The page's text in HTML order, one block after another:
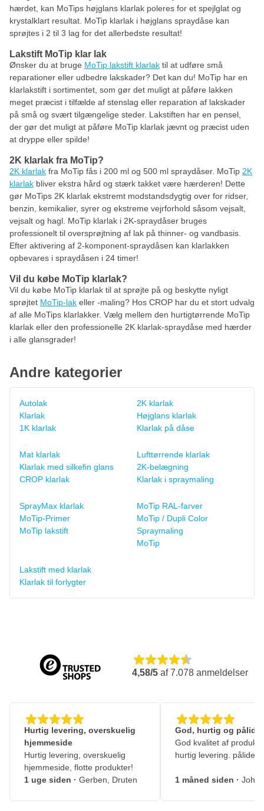
hærdet, kan MoTips højglans klarlak poleres for et spejlglat og
krystalklart resultat. MoTip klarlak i højglans spraydåse kan
sprøjtes i 2 til 3 lag for det allerbedste resultat!
Lakstift MoTip klar lak
Ønsker du at bruge MoTip lakstift klarlak til at udføre små
reparationer eller udbedre lakskader? Det kan du! MoTip har en
klarlakstift i sortimentet, som gør det muligt at påføre lakken
meget præcist i tilfælde af stenslag eller reparation af lakskader
på små og svært tilgængelige steder. Lakstiften har en pensel,
der gør det muligt at påføre MoTip klarlak jævnt og præcist uden
at dryppe eller spilde!
2K klarlak fra MoTip?
2K klarlak fra MoTip fås i 200 ml og 500 ml spraydåser. MoTip 2K
klarlak bliver ekstra hård og stærk takket være hærderen! Dette
gør MoTips 2K klarlak ekstremt modstandsdygtig over for ridser,
benzin, kemikalier, syrer og ekstreme vejrforhold såsom vejsalt,
vejsalt og hagl. MoTip klarlak i 2K-spraydåser bruges
professionelt til oversprøjtning af lak på thinner- og vandbasis.
Efter aktivering af 2-komponent-spraydåsen kan klarlakken
opbevares i spraydåsen i 24 timer!
Vil du købe MoTip klarlak?
Vil du købe MoTip klarlak til at sprøjte på og beskytte nyligt
sprøjtet MoTip-lak eller -maling? Hos CROP har du et stort udvalg
af alle MoTips klarlakker. Vælg mellem den hurtigtørrende MoTip
klarlak eller den professionelle 2K klarlak-spraydåse med hærder
i alle glansgrader!
Andre kategorier
Autolak
Klarlak
1K klarlak
2K klarlak
Højglans klarlak
Klarlak på dåse
Mat klarlak
Klarlak med silkefin glans
CROP klarlak
Lufttørrende klarlak
2K-belægning
Klarlak i spraymaling
SprayMax klarlak
MoTip-Primer
MoTip lakstift
MoTip RAL-farver
MoTip / Dupli Color
Spraymaling
MoTip
Lakstift med klarlak
Klarlak til forlygter
4,58/5 af7.078 anmeldelser
Hurtig levering, overskuelig
hjemmeside
Hurtig levering, overskuelig
hjemmeside, flotte produkter!
1 uge siden · Gerben, Druten
God, hurtig og
God kvalitet af
hurtig levering.
1 måned siden ·